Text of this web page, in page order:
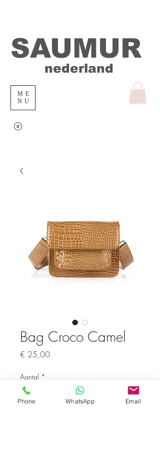
SAUMUR
nederland
ME
NU
Bag Croco Camel
€ 25,00Prijs
Aantal *
Phone WhatsApp Email